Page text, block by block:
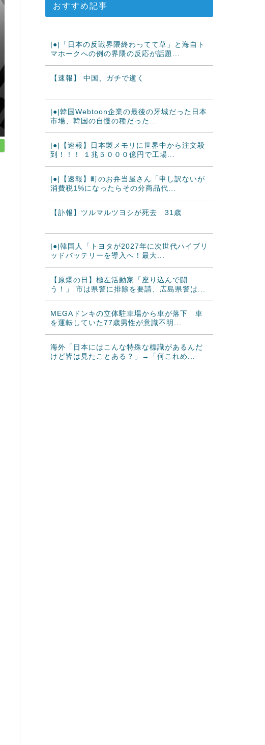
おすすめ記事
|●|「日本の反戦界隈終わってて草」と海自ト
マホークへの例の界隈の反応が話題...
【速報】 中国、ガチで逝く
|●|韓国Webtoon企業の最後の牙城だった日本
市場、韓国の自慢の種だった...
|●|【速報】日本製メモリに世界中から注文殺
到！！！ １兆５０００億円で工場...
|●|【速報】町のお弁当屋さん「申し訳ないが
消費税1%になったらその分商品代...
【訃報】ツルマルツヨシが死去 31歳
|●|韓国人「トヨタが2027年に次世代ハイブリ
ッドバッテリーを導入へ！最大...
【原爆の日】極左活動家「座り込んで闘
う！」 市は県警に排除を要請、広島県警は...
MEGAドンキの立体駐車場から車が落下 車
を運転していた77歳男性が意識不明...
海外「日本にはこんな特殊な標識があるんだ
けど皆は見たことある？」→「何これめ...